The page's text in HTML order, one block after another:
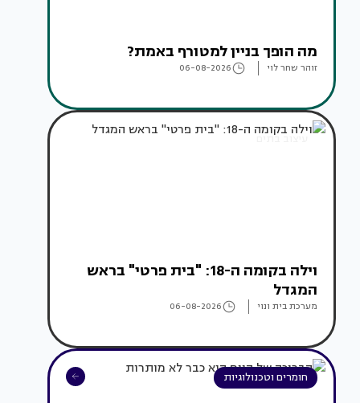
מה הופך בניין למטורף באמת?
זוהר שחר לוי 06-08-2026
עיצוב בתים
וילה בקומה ה-18: "בית פרטי" בראש
המגדל
מערכת בית ונוי 06-08-2026
חומרים וטכנולוגיות